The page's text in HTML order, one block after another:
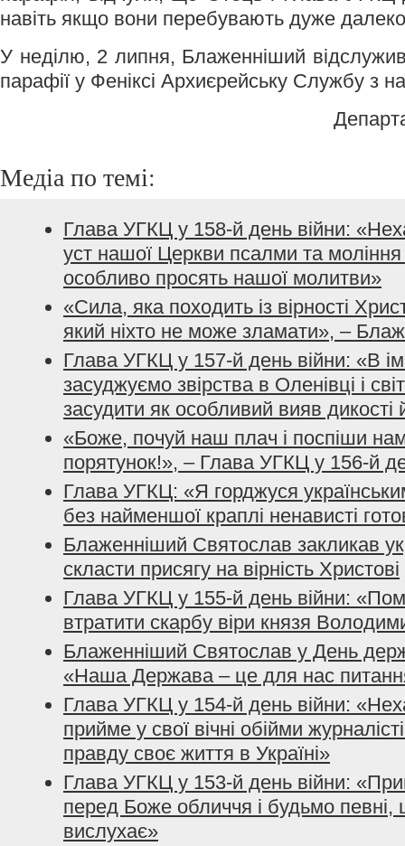
навіть якщо вони перебувають дуже
У неділю, 2 липня, Блаженніший відслужив
парафії у Феніксі Архиєрейську Службу з
Медіа по темі:
Глава УГКЦ у 158-й день війни:
уст нашої Церкви псалми та моління
особливо просять нашої молитви»
«Сила, яка походить із вірності
який ніхто не може зламати», –
Глава УГКЦ у 157-й день війни: «В
засуджуємо звірства в Оленівці і
засудити як особливий вияв дикості
«Боже, почуй наш плач і поспіши
порятунок!», – Глава УГКЦ у 156-й
Глава УГКЦ: «Я горджуся
без найменшої краплі ненависті
Блаженніший Святослав закликав
скласти присягу на вірність Христові
Глава УГКЦ у 155-й день війни:
втратити скарбу віри князя
Блаженніший Святослав у День
«Наша Держава – це для нас
Глава УГКЦ у 154-й день війни:
прийме у свої вічні обійми
правду своє життя в Україні»
Глава УГКЦ у 153-й день війни:
перед Боже обличчя і будьмо певні,
вислухає»